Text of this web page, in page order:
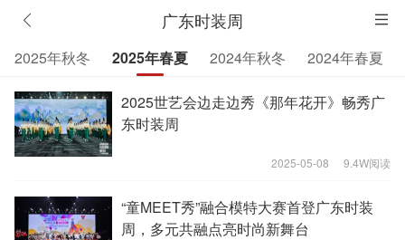
广东时装周
2025年秋冬 2025年春夏 2024年秋冬 2024年春夏
2025世艺会边走边秀《那年花开》畅秀广
东时装周
2025-05-08 9.4W阅读
“童MEET秀”融合模特大赛首登广东时装
周，多元共融点亮时尚新舞台